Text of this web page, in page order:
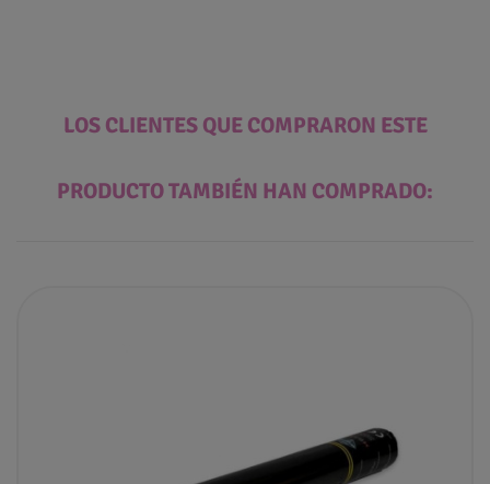
LOS CLIENTES QUE COMPRARON ESTE
PRODUCTO TAMBIÉN HAN COMPRADO: